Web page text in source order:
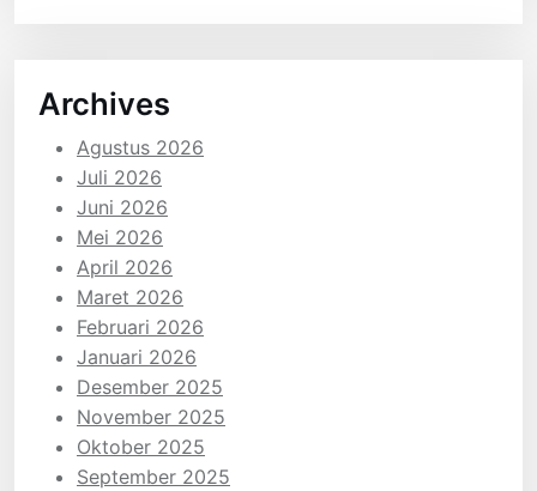
Archives
Agustus 2026
Juli 2026
Juni 2026
Mei 2026
April 2026
Maret 2026
Februari 2026
Januari 2026
Desember 2025
November 2025
Oktober 2025
September 2025